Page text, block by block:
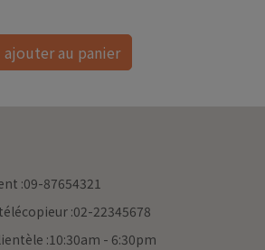
ajouter au panier
:09-87654321
:02-22345678
:10:30am - 6:30pm